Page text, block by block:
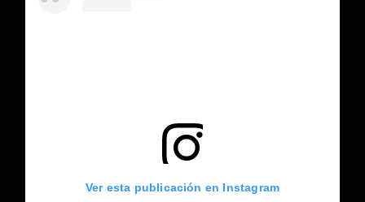
Ver esta publicación en Instagram